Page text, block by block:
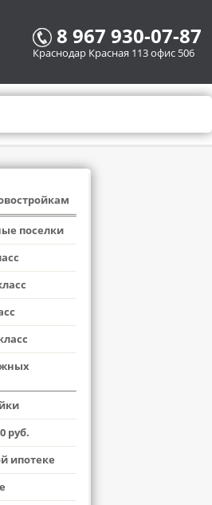
8 967 930-07-87
Краснодар Красная 113 офис 506
поселки
руб.
ипотеке